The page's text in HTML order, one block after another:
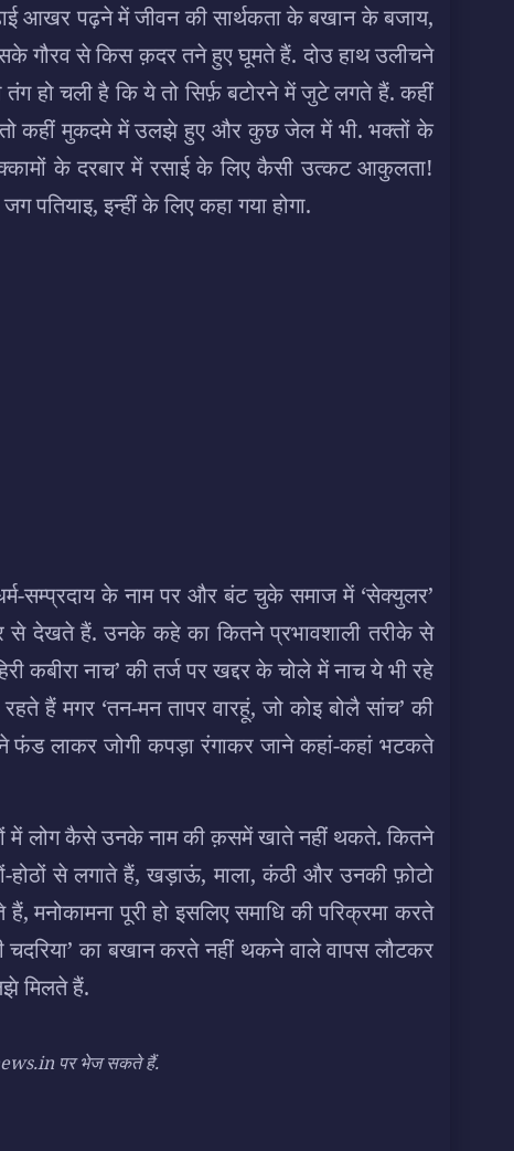
आखर पढ़ने में जीवन की सार्थकता के बखान के बजाय,
गौरव से किस क़दर तने हुए घूमते हैं. दोउ हाथ उलीचने
हो चली है कि ये तो सिर्फ़ बटोरने में जुटे लगते हैं. कहीं
तो कहीं मुकदमे में उलझे हुए और कुछ जेल में भी. भक्तों के
हुक्कामों के दरबार में रसाई के लिए कैसी उत्कट आकुलता!
पतियाइ, इन्हीं के लिए कहा गया होगा.
सम्प्रदाय के नाम पर और बंट चुके समाज में ‘सेक्युलर’
से देखते हैं. उनके कहे का कितने प्रभावशाली तरीके से
कबीरा नाच’ की तर्ज पर खद्दर के चोले में नाच ये भी रहे
हैं मगर ‘तन-मन तापर वारहूं, जो कोइ बोलै सांच’ की
फंड लाकर जोगी कपड़ा रंगाकर जाने कहां-कहां भटकते
में लोग कैसे उनके नाम की क़समें खाते नहीं थकते. कितने
से लगाते हैं, खड़ाऊं, माला, कंठी और उनकी फ़ोटो
मनोकामना पूरी हो इसलिए समाधि की परिक्रमा करते
का बखान करते नहीं थकने वाले वापस लौटकर
मिलते हैं.
पर भेज सकते हैं.